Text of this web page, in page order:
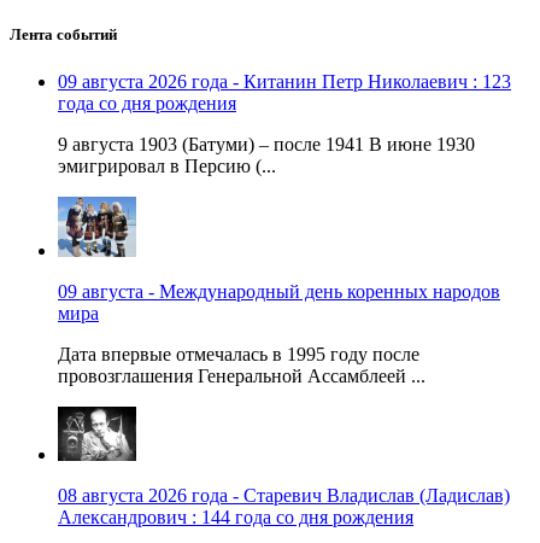
Лента событий
09 августа 2026 года - Китанин Петр Николаевич : 123
года со дня рождения
9 августа 1903 (Батуми) – после 1941 В июне 1930
эмигрировал в Персию (...
09 августа - Международный день коренных народов
мира
Дата впервые отмечалась в 1995 году после
провозглашения Генеральной Ассамблеей ...
08 августа 2026 года - Старевич Владислав (Ладислав)
Александрович : 144 года со дня рождения